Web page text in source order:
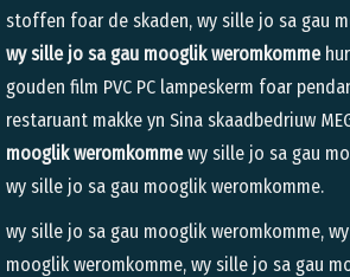
stoffen foar de skaden, wy sille jo sa gau
wy sille jo sa gau mooglik weromkomme
gouden film PVC PC lampeskerm foar
restaruant makke yn Sina skaadbedriuw
mooglik weromkommewy sille jo sa gau
wy sille jo sa gau mooglik weromkomme.
wy sille jo sa gau mooglik weromkomme,
mooglik weromkomme, wy sille jo sa gau